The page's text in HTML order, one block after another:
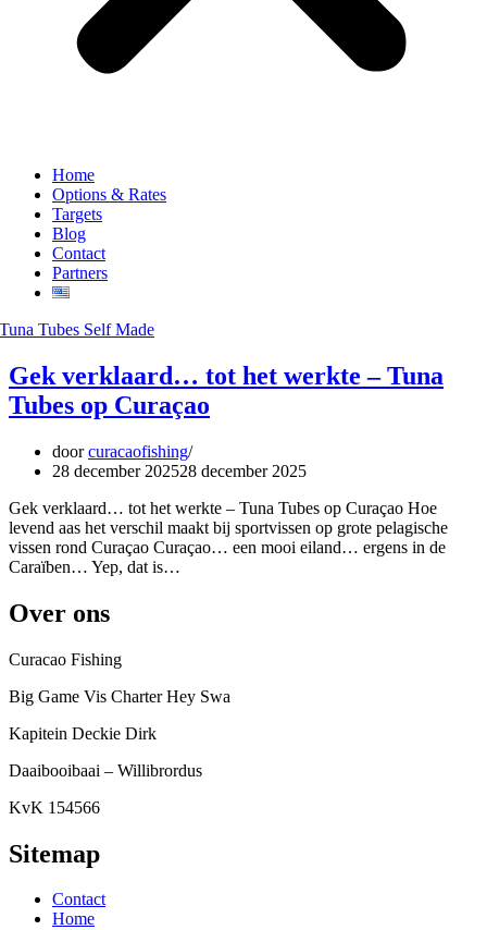
Home
Options & Rates
Targets
Blog
Contact
Partners
Gek verklaard… tot het werkte – Tuna
Tubes op Curaçao
doorcuracaofishing
28 december 202528 december 2025
Gek verklaard… tot het werkte – Tuna Tubes op Curaçao Hoe
levend aas het verschil maakt bij sportvissen op grote pelagische
vissen rond Curaçao Curaçao… een mooi eiland… ergens in de
Caraïben… Yep, dat is…
Over ons
Curacao Fishing
Big Game Vis Charter Hey Swa
Kapitein Deckie Dirk
Daaibooibaai – Willibrordus
KvK 154566
Sitemap
Contact
Home